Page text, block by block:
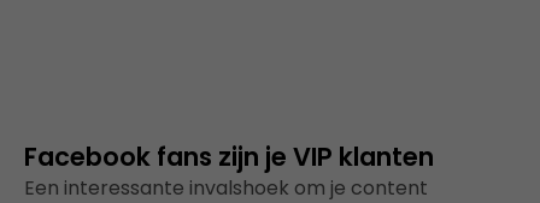
Facebook fans zijn je VIP klanten
Een interessante invalshoek om je content